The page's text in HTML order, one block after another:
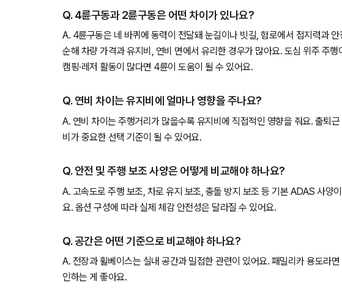
Q. 4륜구동과 2륜구동은 어떤 차이가 있나요?
A. 4륜구동은 네 바퀴에 동력이 전달돼 눈길이나 빗길, 험로에서 접지력과
순해 차량 가격과 유지비, 연비 면에서 유리한 경우가 많아요. 도심 위주 주
캠핑·레저 활동이 많다면 4륜이 도움이 될 수 있어요.
Q. 연비 차이는 유지비에 얼마나 영향을 주나요?
A. 연비 차이는 주행거리가 많을수록 유지비에 직접적인 영향을 줘요. 출퇴
비가 중요한 선택 기준이 될 수 있어요.
Q. 안전 및 주행 보조 사양은 어떻게 비교해야 하나요?
A. 고속도로 주행 보조, 차로 유지 보조, 충돌 방지 보조 등 기본 ADAS 사양
요. 옵션 구성에 따라 실제 체감 안전성은 달라질 수 있어요.
Q. 공간은 어떤 기준으로 비교해야 하나요?
A. 전장과 휠베이스는 실내 공간과 밀접한 관련이 있어요. 패밀리카 용도라
인하는 게 좋아요.